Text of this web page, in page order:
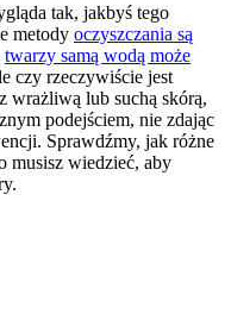
tak, jakbyś tego
metody oczyszczania są
twarzy samą wodą może
czy rzeczywiście jest
wrażliwą lub suchą skórą,
podejściem, nie zdając
Sprawdźmy, jak różne
musisz wiedzieć, aby